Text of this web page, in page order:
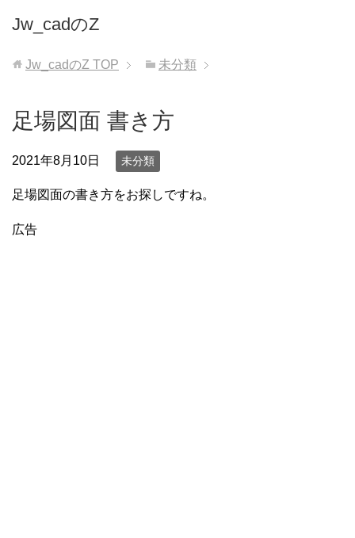
Jw_cadのZ
Jw_cadのZ TOP 未分類
足場図面 書き方
2021年8月10日 未分類
足場図面の書き方をお探しですね。
広告